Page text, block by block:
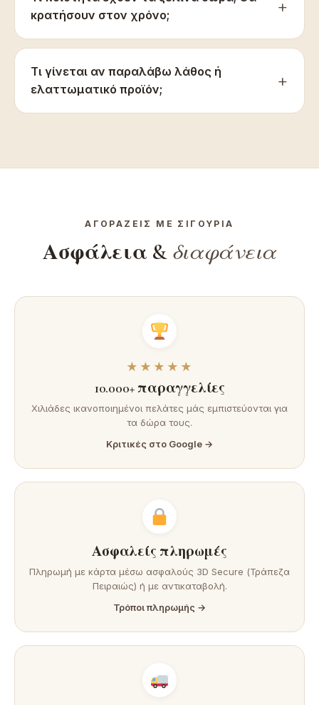
κρατήσουν στον χρόνο;
Τι γίνεται αν παραλάβω λάθος ή
ελαττωματικό προϊόν;
ΑΓΟΡΆΖΕΙΣ ΜΕ ΣΙΓΟΥΡΙΆ
Ασφάλεια & διαφάνεια
★★★★★
10.000+ παραγγελίες
Χιλιάδες ικανοποιημένοι πελάτες μάς εμπιστεύονται για
τα δώρα τους.
Κριτικές στο Google →
Ασφαλείς πληρωμές
Πληρωμή με κάρτα μέσω ασφαλούς 3D Secure (Τράπεζα
Πειραιώς) ή με αντικαταβολή.
Τρόποι πληρωμής →